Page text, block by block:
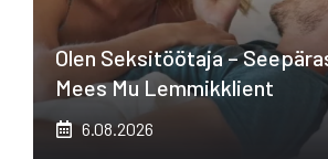
Olen Seksitöötaja –
Mees Mu Lemmikklient
6.08.2026